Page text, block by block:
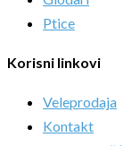
Ptice
Korisni linkovi
Veleprodaja
Kontakt